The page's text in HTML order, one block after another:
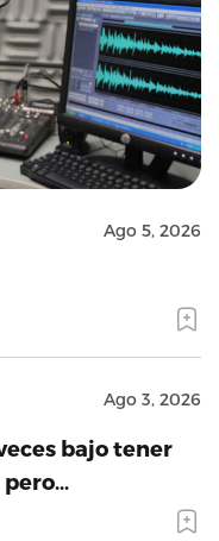
Ago 5, 2026
Ago 3, 2026
bajo tener
pero…